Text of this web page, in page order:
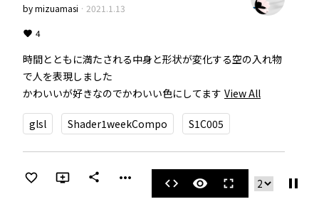
bymizuamasi · 2021.1.13
4
時間とともに満たされる中身と形状が変化する空の入れ物
で人を表現しました
かわいいが好きなのでかわいい色にしてます View All
glsl Shader1weekCompo S1C005
share more_horiz code visibility fullscreen pause